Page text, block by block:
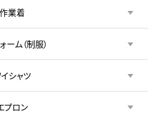
作業着
ーム（制服）
シャツ
プロン